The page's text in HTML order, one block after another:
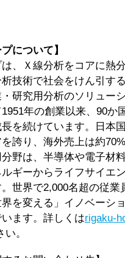
について】
、Ｘ線分析をコアに熱
技術で社会をけん引す
研究用分析のソリュー
年の創業以来、90か
を続けています。日本
誇り、海外売上は約
野は、半導体や電子材
ギーからライフサイエ
世界で2,000名超の従業
を変える」イノベーシ
ます。詳しくはrigaku-
。